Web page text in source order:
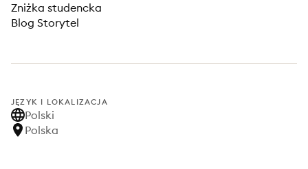
Zniżka studencka
Blog Storytel
JĘZYK I LOKALIZACJA
Polski
Polska